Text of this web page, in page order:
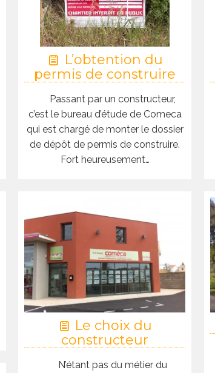
L’obtention du
permis de construire
Passant par un constructeur,
c’est le bureau d’étude de Comeca
qui est chargé de monter le dossier
de dépôt de permis de construire.
Fort heureusement…
Le choix du
constructeur
N’étant pas du métier du